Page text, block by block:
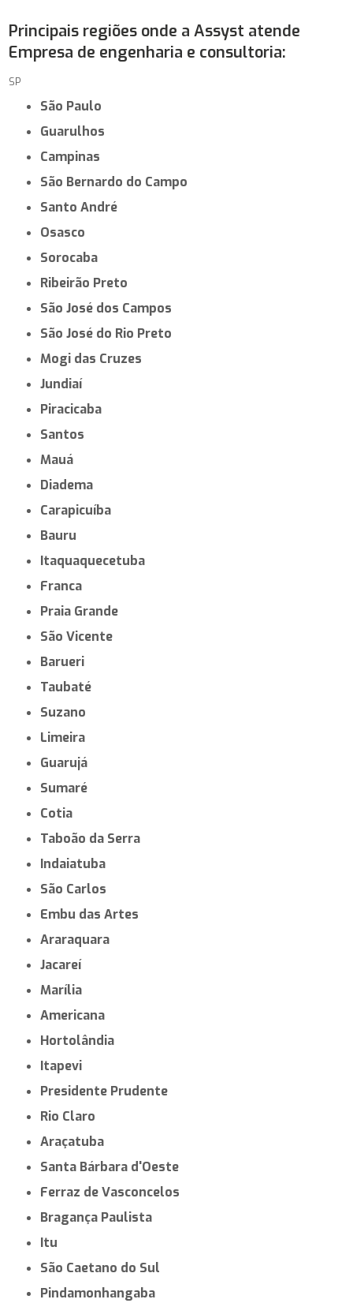
Empresa de consultoria em engenharia em São Paulo
Principais regiões onde a Assyst atende
Empresa de engenharia e consultoria:
São Paulo
Guarulhos
Campinas
São Bernardo do Campo
Santo André
Osasco
Sorocaba
Ribeirão Preto
São José dos Campos
São José do Rio Preto
Mogi das Cruzes
Jundiaí
Piracicaba
Santos
Mauá
Diadema
Carapicuíba
Bauru
Itaquaquecetuba
Franca
Praia Grande
São Vicente
Barueri
Taubaté
Suzano
Limeira
Guarujá
Sumaré
Cotia
Taboão da Serra
Indaiatuba
São Carlos
Embu das Artes
Araraquara
Jacareí